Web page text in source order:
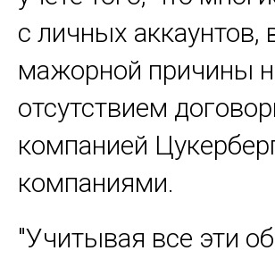
с личных
мажорной причины
отсутствием
компанией
компаниями.
"Учитывая все эти